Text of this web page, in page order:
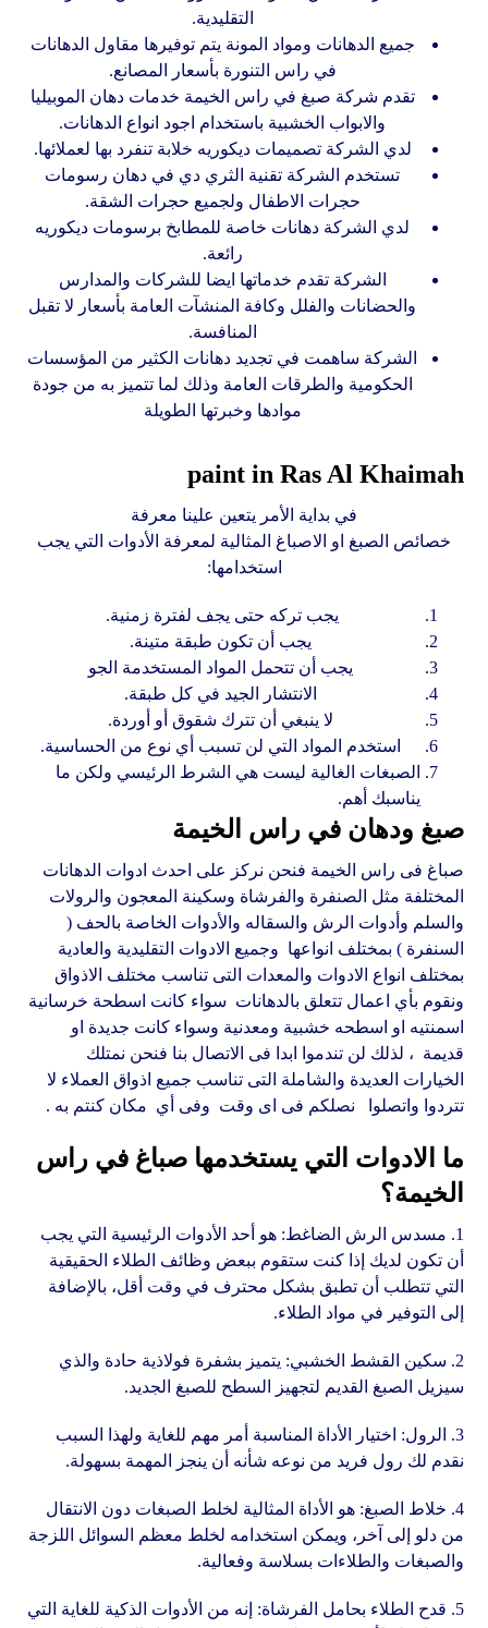
التقليدية.
جميع الدهانات ومواد المونة يتم توفيرها مقاول الدهانات
في راس التنورة بأسعار المصانع.
تقدم شركة صبغ في راس الخيمة خدمات دهان الموبيليا
والابواب الخشبية باستخدام اجود انواع الدهانات.
لدي الشركة تصميمات ديكوريه خلابة تنفرد بها لعملائها.
تستخدم الشركة تقنية الثري دي في دهان رسومات
حجرات الاطفال ولجميع حجرات الشقة.
لدي الشركة دهانات خاصة للمطابخ برسومات ديكوريه
رائعة.
الشركة تقدم خدماتها ايضا للشركات والمدارس
والحضانات والفلل وكافة المنشآت العامة بأسعار لا تقبل
المنافسة.
الشركة ساهمت في تجديد دهانات الكثير من المؤسسات
الحكومية والطرقات العامة وذلك لما تتميز به من جودة
موادها وخبرتها الطويلة
paint in Ras Al Khaimah
في بداية الأمر يتعين علينا معرفة
خصائص الصبغ او الاصباغ المثالية لمعرفة الأدوات التي يجب
استخدامها:
يجب تركه حتى يجف لفترة زمنية.
يجب أن تكون طبقة متينة.
يجب أن تتحمل المواد المستخدمة الجو
الانتشار الجيد في كل طبقة.
لا ينبغي أن تترك شقوق أو أوردة.
استخدم المواد التي لن تسبب أي نوع من الحساسية.
الصبغات الغالية ليست هي الشرط الرئيسي ولكن ما
يناسبك أهم.
صبغ ودهان في راس الخيمة
صباغ فى راس الخيمة فنحن نركز على احدث ادوات الدهانات
المختلفة مثل الصنفرة والفرشاة وسكينة المعجون والرولات
والسلم وأدوات الرش والسقاله والأدوات الخاصة بالحف (
السنفرة ) بمختلف انواعها وجميع الادوات التقليدية والعادية
بمختلف انواع الادوات والمعدات التى تناسب مختلف الاذواق
ونقوم بأي اعمال تتعلق بالدهانات سواء كانت اسطحة خرسانية
اسمنتيه او اسطحه خشبية ومعدنية وسواء كانت جديدة او
قديمة ، لذلك لن تندموا ابدا فى الاتصال بنا فنحن نمتلك
الخيارات العديدة والشاملة التى تناسب جميع اذواق العملاء لا
تتردوا واتصلوا نصلكم فى اى وقت وفى أي مكان كنتم به .
ما الادوات التي يستخدمها صباغ في راس
الخيمة؟
1. مسدس الرش الضاغط: هو أحد الأدوات الرئيسية التي يجب
أن تكون لديك إذا كنت ستقوم ببعض وظائف الطلاء الحقيقية
التي تتطلب أن تطبق بشكل محترف في وقت أقل، بالإضافة
إلى التوفير في مواد الطلاء.
2. سكين القشط الخشبي: يتميز بشفرة فولاذية حادة والذي
سيزيل الصبغ القديم لتجهيز السطح للصبغ الجديد.
3. الرول: اختيار الأداة المناسبة أمر مهم للغاية ولهذا السبب
نقدم لك رول فريد من نوعه شأنه أن ينجز المهمة بسهولة.
4. خلاط الصبغ: هو الأداة المثالية لخلط الصبغات دون الانتقال
من دلو إلى آخر، ويمكن استخدامه لخلط معظم السوائل اللزجة
والصبغات والطلاءات بسلاسة وفعالية.
5. قدح الطلاء بحامل الفرشاة: إنه من الأدوات الذكية للغاية التي